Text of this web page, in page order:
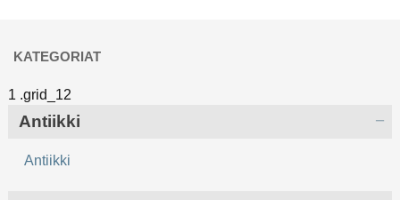
KATEGORIAT
Antiikki
Antiikki